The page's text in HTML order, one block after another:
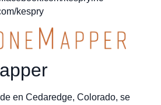
kespry
en Cedaredge, Colorado, se